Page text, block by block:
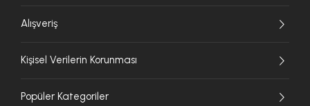
Alışveriş
Kişisel Verilerin Korunması
Popüler Kategoriler